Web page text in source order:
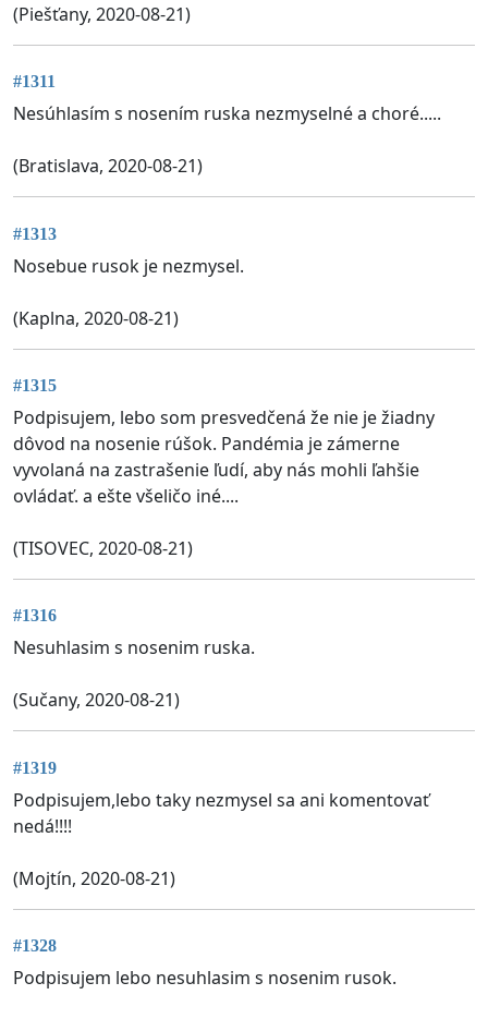
(Piešťany, 2020-08-21)
#1311
Nesúhlasím s nosením ruska nezmyselné a choré.....
(Bratislava, 2020-08-21)
#1313
Nosebue rusok je nezmysel.
(Kaplna, 2020-08-21)
#1315
Podpisujem, lebo som presvedčená že nie je žiadny
dôvod na nosenie rúšok. Pandémia je zámerne
vyvolaná na zastrašenie ľudí, aby nás mohli ľahšie
ovládať. a ešte všeličo iné....
(TISOVEC, 2020-08-21)
#1316
Nesuhlasim s nosenim ruska.
(Sučany, 2020-08-21)
#1319
Podpisujem,lebo taky nezmysel sa ani komentovať
nedá!!!!
(Mojtín, 2020-08-21)
#1328
Podpisujem lebo nesuhlasim s nosenim rusok.